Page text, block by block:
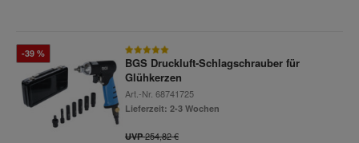
-39 %
BGS Druckluft-Schlagschrauber für
Glühkerzen
Art.-Nr. 68741725
Lieferzeit: 2-3 Wochen
UVP254,82 €